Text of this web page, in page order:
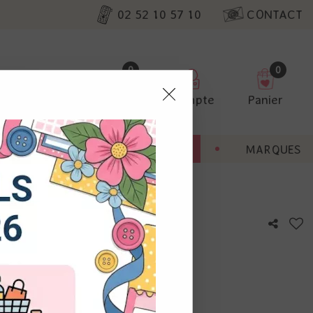
02 52 10 57 10 CONTACT
0
Compte
0
Panier
BONNES AFFAIRES MARQUES
coeur noir
avis !
nos
non
Vous
à droite